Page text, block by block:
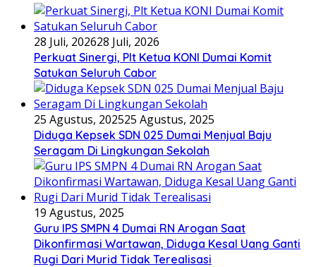
28 Juli, 202628 Juli, 2026
Perkuat Sinergi, Plt Ketua KONI Dumai Komit
Satukan Seluruh Cabor
25 Agustus, 202525 Agustus, 2025
Diduga Kepsek SDN 025 Dumai Menjual Baju
Seragam Di Lingkungan Sekolah
19 Agustus, 2025
Guru IPS SMPN 4 Dumai RN Arogan Saat
Dikonfirmasi Wartawan, Diduga Kesal Uang Ganti
Rugi Dari Murid Tidak Terealisasi